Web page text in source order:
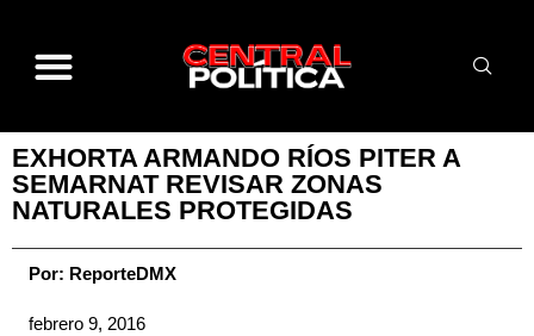
EXHORTA ARMANDO RÍOS PITER A
SEMARNAT REVISAR ZONAS
NATURALES PROTEGIDAS
Por: ReporteDMX
febrero 9, 2016